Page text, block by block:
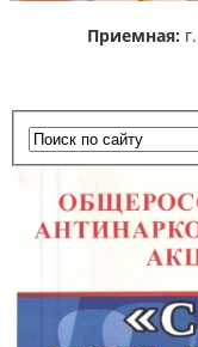
Приемная: